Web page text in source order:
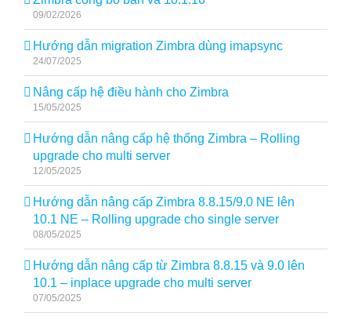
09/02/2026
Hướng dẫn migration Zimbra dùng imapsync
24/07/2025
Nâng cấp hệ điều hành cho Zimbra
15/05/2025
Hướng dẫn nâng cấp hệ thống Zimbra – Rolling
upgrade cho multi server
12/05/2025
Hướng dẫn nâng cấp Zimbra 8.8.15/9.0 NE lên
10.1 NE – Rolling upgrade cho single server
08/05/2025
Hướng dẫn nâng cấp từ Zimbra 8.8.15 và 9.0 lên
10.1 – inplace upgrade cho multi server
07/05/2025